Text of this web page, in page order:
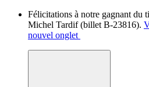
Félicitations à notre gagnant du
Michel Tardif (billet B-23816).
nouvel onglet